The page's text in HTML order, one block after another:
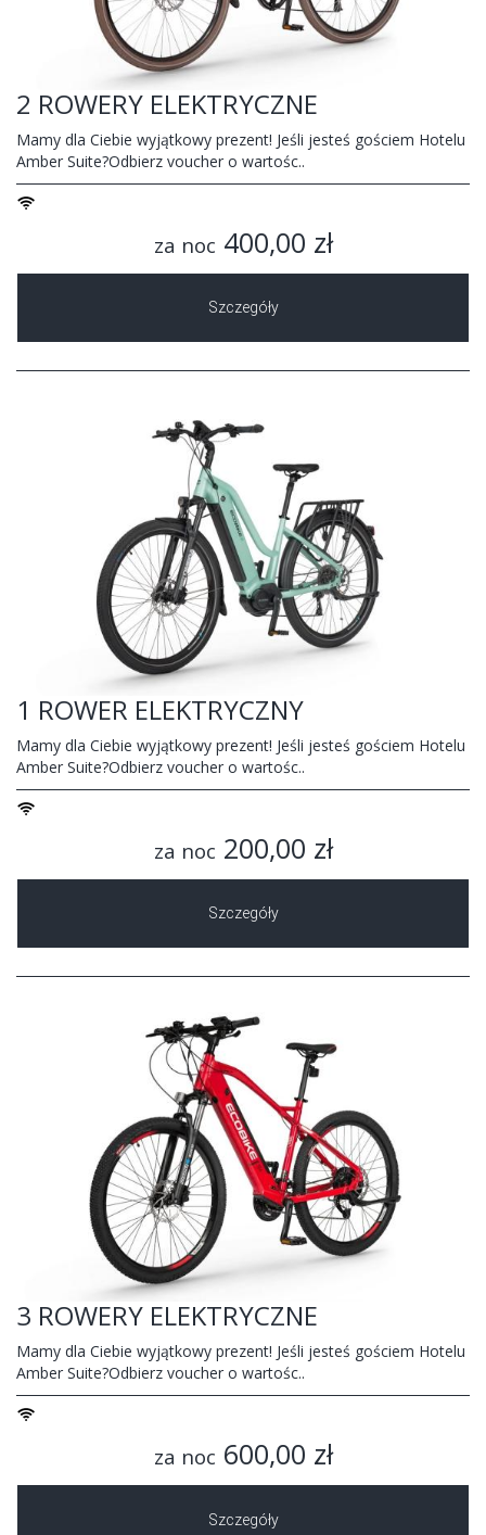
2 ROWERY ELEKTRYCZNE
Mamy dla Ciebie wyjątkowy prezent! Jeśli jesteś gościem Hotelu
Amber Suite?Odbierz voucher o wartośc..
za noc 400,00 zł
Szczegóły
1 ROWER ELEKTRYCZNY
Mamy dla Ciebie wyjątkowy prezent! Jeśli jesteś gościem Hotelu
Amber Suite?Odbierz voucher o wartośc..
za noc 200,00 zł
Szczegóły
3 ROWERY ELEKTRYCZNE
Mamy dla Ciebie wyjątkowy prezent! Jeśli jesteś gościem Hotelu
Amber Suite?Odbierz voucher o wartośc..
za noc 600,00 zł
Szczegóły